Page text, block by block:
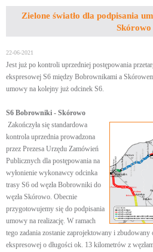
Zielone światło dla podpisania
Skórowo
22-06-2021
Jest już po kontroli uprzedniej postępowania
ekspresowej S6 między Bobrownikami a
umowy na kolejny już odcinek S6.
S6 Bobrowniki - Skórowo
Zakończyła się standardowa
kontrola uprzednia prowadzona
przez Prezesa Urzędu Zamówień
Publicznych dla postępowania na
wyłonienie wykonawcy odcinka
trasy S6 od węzła Bobrowniki do
węzła Skórowo. Obecnie
przygotowujemy się do podpisania
umowy na realizację. W ramach
tego zadania zostanie zaprojektowany i
ekspresowej o długości ok. 13 kilometrów z